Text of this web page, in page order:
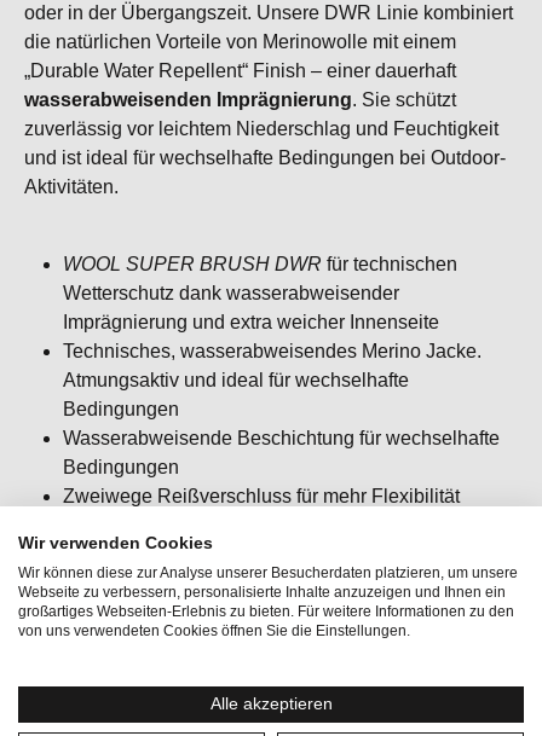
oder in der Übergangszeit. Unsere DWR Linie kombiniert
die natürlichen Vorteile von Merinowolle mit einem
„Durable Water Repellent“ Finish – einer dauerhaft
wasserabweisenden Imprägnierung. Sie schützt
zuverlässig vor leichtem Niederschlag und Feuchtigkeit
und ist ideal für wechselhafte Bedingungen bei Outdoor-
Aktivitäten.
WOOL SUPER BRUSH DWR für technischen
Wetterschutz dank wasserabweisender
Imprägnierung und extra weicher Innenseite
Technisches, wasserabweisendes Merino Jacke.
Atmungsaktiv und ideal für wechselhafte
Bedingungen
Wasserabweisende Beschichtung für wechselhafte
Bedingungen
Zweiwege Reißverschluss für mehr Flexibilität
Winterabenteuer und den Alltag
synthetische Alternative zu Daune mit hoher Bauschkraft,
außergewöhnlicher Strapazierfähigkeit und langlebiger
Wir verwenden Cookies
Wir können diese zur Analyse unserer Besucherdaten platzieren, um unsere
Webseite zu verbessern, personalisierte Inhalte anzuzeigen und Ihnen ein
großartiges Webseiten-Erlebnis zu bieten. Für weitere Informationen zu den
von uns verwendeten Cookies öffnen Sie die Einstellungen.
Alle akzeptieren